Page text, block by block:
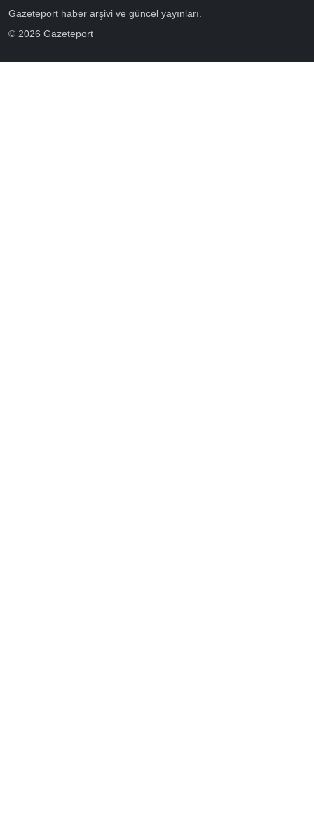
Gazeteport haber arşivi ve güncel yayınları.
© 2026 Gazeteport